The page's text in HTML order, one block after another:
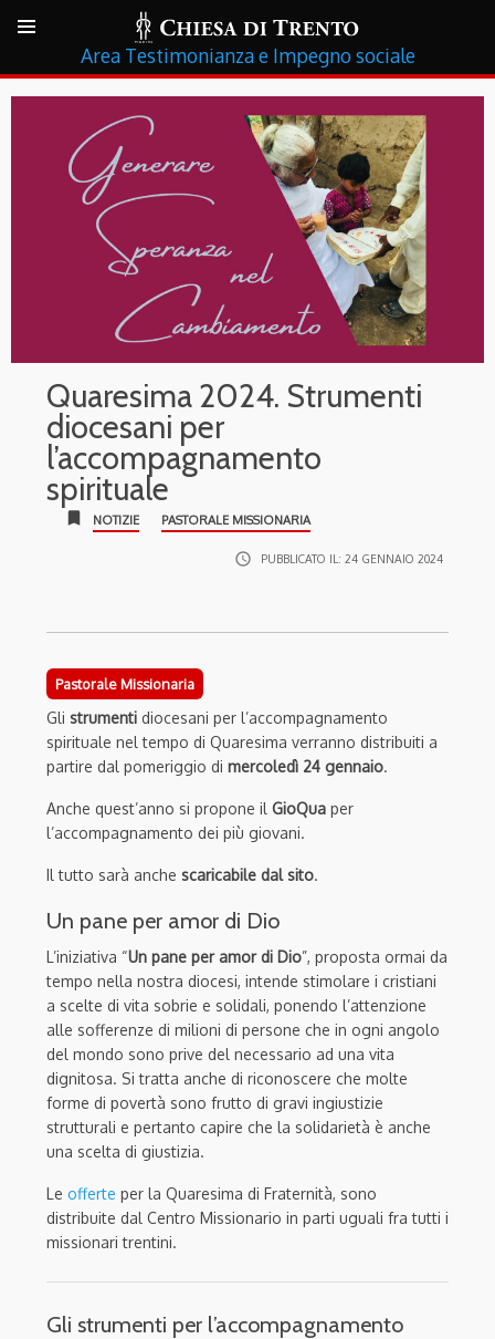
Testimonianza e Impegno sociale
Quaresima 2024. Strumenti
diocesani per
l’accompagnamento
spirituale
bookmark NOTIZIE PASTORALE MISSIONARIA
access_time PUBBLICATO IL: 24 GENNAIO 2024
Pastorale Missionaria
Gli strumenti diocesani per l’accompagnamento
spirituale nel tempo di Quaresima verranno distribuiti a
partire dal pomeriggio di mercoledì 24 gennaio.
Anche quest’anno si propone il GioQua per
l’accompagnamento dei più giovani.
Il tutto sarà anche scaricabile dal sito.
Un pane per amor di Dio
L’iniziativa “Un pane per amor di Dio”, proposta ormai da
tempo nella nostra diocesi, intende stimolare i cristiani
a scelte di vita sobrie e solidali, ponendo l’attenzione
alle sofferenze di milioni di persone che in ogni angolo
del mondo sono prive del necessario ad una vita
dignitosa. Si tratta anche di riconoscere che molte
forme di povertà sono frutto di gravi ingiustizie
strutturali e pertanto capire che la solidarietà è anche
una scelta di giustizia.
Le offerte per la Quaresima di Fraternità, sono
distribuite dal Centro Missionario in parti uguali fra tutti i
missionari trentini.
Gli strumenti per l’accompagnamento